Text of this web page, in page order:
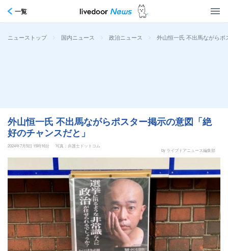
一覧
ニューストップ > 国内ニュース > 政治ニュース > 外山恒一氏 不出馬ながら
外山恒一氏 不出馬ながらポスター掲示の意図「絶
好のチャンスだと」
2024年7月5日 15時16分
写真：弁護士ドットコム
by ライブドアニュース編集部